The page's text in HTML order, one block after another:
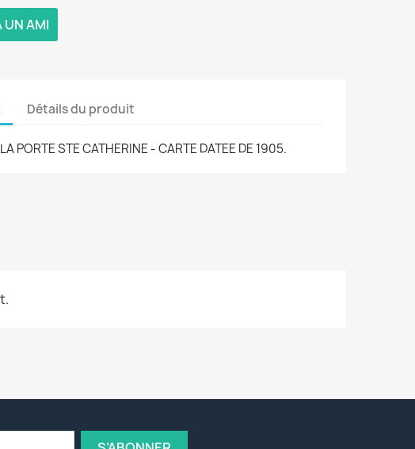
UN AMI
Détails du produit
PORTE STE CATHERINE - CARTE DATEE DE 1905.